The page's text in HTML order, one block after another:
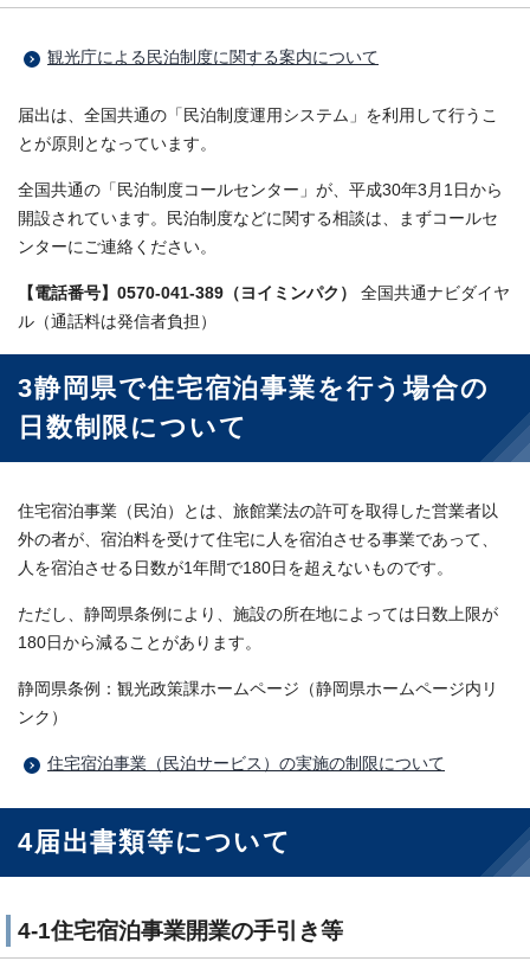
観光庁による民泊制度に関する案内について
届出は、全国共通の「民泊制度運用システム」を利用して行うこ
とが原則となっています。
全国共通の「民泊制度コールセンター」が、平成30年3月1日から
開設されています。民泊制度などに関する相談は、まずコールセ
ンターにご連絡ください。
【電話番号】0570-041-389（ヨイミンパク） 全国共通ナビダイヤ
ル（通話料は発信者負担）
3静岡県で住宅宿泊事業を行う場合の
日数制限について
住宅宿泊事業（民泊）とは、旅館業法の許可を取得した営業者以
外の者が、宿泊料を受けて住宅に人を宿泊させる事業であって、
人を宿泊させる日数が1年間で180日を超えないものです。
ただし、静岡県条例により、施設の所在地によっては日数上限が
180日から減ることがあります。
静岡県条例：観光政策課ホームページ（静岡県ホームページ内リ
ンク）
住宅宿泊事業（民泊サービス）の実施の制限について
4届出書類等について
4-1住宅宿泊事業開業の手引き等